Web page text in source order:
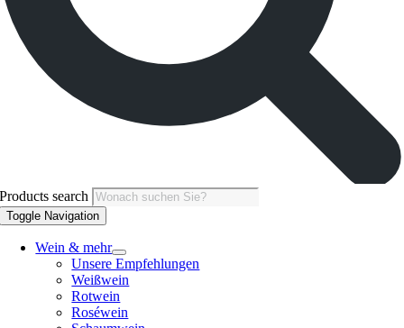
Products search
Toggle Navigation
Wein & mehr
Unsere Empfehlungen
Weißwein
Rotwein
Roséwein